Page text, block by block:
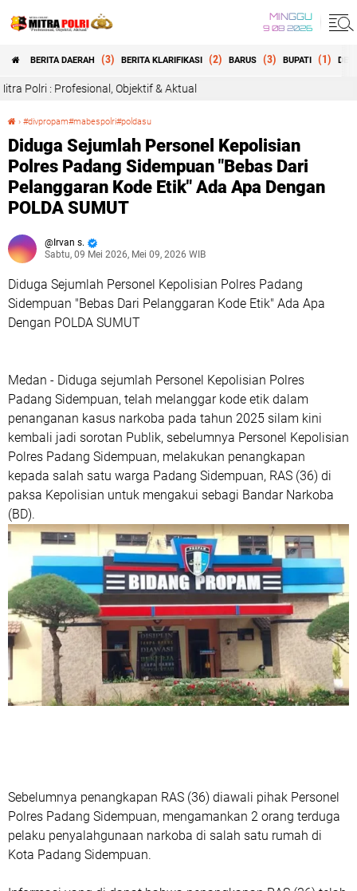
MINGGU
9 08 2026
BERITA DAERAH (3) BERITA KLARIFIKASI (2) BARUS (3) BUPATI (1)
Objektif & Aktual
› #divpropam#mabespolri#poldasu
Diduga Sejumlah Personel Kepolisian
Polres Padang Sidempuan "Bebas Dari
Pelanggaran Kode Etik" Ada Apa Dengan
POLDA SUMUT
Irvan s.
Sabtu, 09 Mei 2026, Mei 09, 2026 WIB
Diduga Sejumlah Personel Kepolisian Polres Padang
Sidempuan "Bebas Dari Pelanggaran Kode Etik" Ada Apa
Dengan POLDA SUMUT
Medan - Diduga sejumlah Personel Kepolisian Polres
Padang Sidempuan, telah melanggar kode etik dalam
penanganan kasus narkoba pada tahun 2025 silam kini
kembali jadi sorotan Publik, sebelumnya Personel Kepolisian
Polres Padang Sidempuan, melakukan penangkapan
kepada salah satu warga Padang Sidempuan, RAS (36) di
paksa Kepolisian untuk mengakui sebagi Bandar Narkoba
(BD).
Sebelumnya penangkapan RAS (36) diawali pihak Personel
Polres Padang Sidempuan, mengamankan 2 orang terduga
pelaku penyalahgunaan narkoba di salah satu rumah di
Kota Padang Sidempuan.